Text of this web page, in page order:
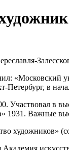
«Московский
Петербург, в
Участвовал в
1931. Важные
художников»